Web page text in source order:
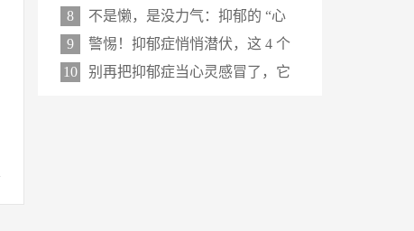
8
不是懒，是没力气：抑郁的 “心
9
警惕！抑郁症悄悄潜伏，这 4 个
10
别再把抑郁症当心灵感冒了，它